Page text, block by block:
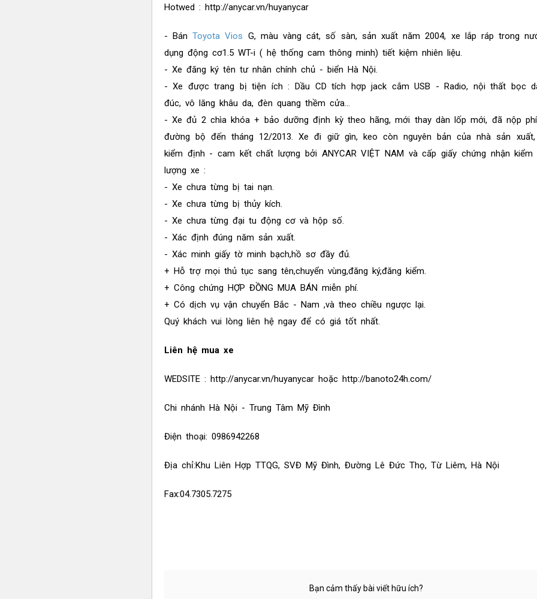
Hotwed : http://anycar.vn/huyanycar
- BánToyota Vios G, màu vàng cát, số sàn, sản xuất năm 2004, xe lắp ráp trong
dụng động cơ1.5 WT-i ( hệ thống cam thông minh) tiết kiệm nhiên liệu.
- Xe đăng ký tên tư nhân chính chủ - biển Hà Nội.
- Xe được trang bị tiện ích : Dầu CD tích hợp jack cắm USB - Radio, nội thất bọc
đúc, vô lăng khâu da, đèn quang thềm cửa...
- Xe đủ 2 chìa khóa + bảo dưỡng định kỳ theo hãng, mới thay dàn lốp mới, đã nộp
đường bộ đến tháng 12/2013. Xe đi giữ gìn, keo còn nguyên bản của nhà sản
kiểm định - cam kết chất lượng bởi ANYCAR VIỆT NAM và cấp giấy chứng nhận
lượng xe :
- Xe chưa từng bị tai nạn.
- Xe chưa từng bị thủy kích.
- Xe chưa từng đại tu động cơ và hộp số.
- Xác định đúng năm sản xuất.
- Xác minh giấy tờ minh bạch,hồ sơ đầy đủ.
+ Hỗ trợ mọi thủ tục sang tên,chuyển vùng,đăng ký,đăng kiểm.
+ Công chứng HỢP ĐỒNG MUA BÁN miễn phí.
+ Có dịch vụ vận chuyển Bắc - Nam ,và theo chiều ngược lại.
Quý khách vui lòng liên hệ ngay để có giá tốt nhất.
Liên hệ mua xe
WEDSITE : http://anycar.vn/huyanycar hoặc http://banoto24h.com/
Chi nhánh Hà Nội - Trung Tâm Mỹ Đình
Điện thoại: 0986942268
Địa chỉ:Khu Liên Hợp TTQG, SVĐ Mỹ Đình, Đường Lê Đức Thọ, Từ Liêm, Hà Nội
Fax:04.7305.7275
Bạn cảm thấy bài viết hữu ích?